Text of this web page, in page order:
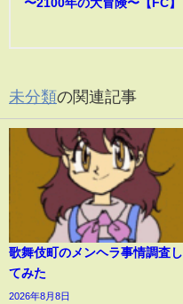
未分類の関連記事
歌舞伎町のメンヘラ事情調査し
てみた
2026年8月8日